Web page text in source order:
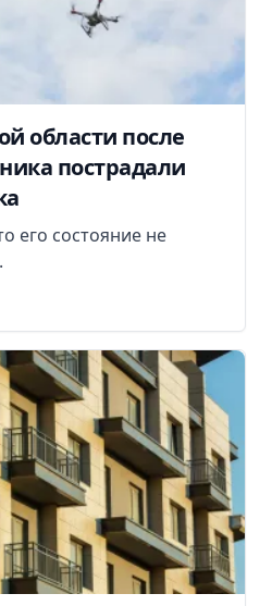
области после
пострадали
его состояние не